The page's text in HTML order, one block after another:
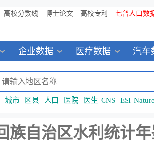
高校分数线 博士论文 高校专利 七普人口数
企业数据 医疗数据 汽车
城市 区县 人口 医院 医生 CNS ESI Nature
族自治区水利统计